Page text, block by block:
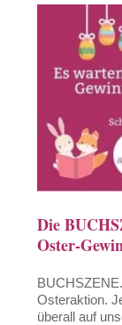
Die
Oster-
Osteraktion.
überall auf